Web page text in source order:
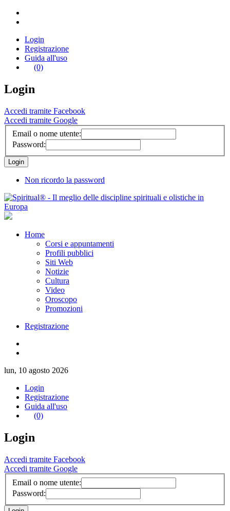
Login
Registrazione
Guida all'uso
(0)
Login
Accedi tramite Facebook
Accedi tramite Google
Email o nome utente:
Password:
Non ricordo la password
Home
Corsi e appuntamenti
Profili pubblici
Siti Web
Notizie
Cultura
Video
Oroscopo
Promozioni
Registrazione
lun, 10 agosto 2026
Login
Registrazione
Guida all'uso
(0)
Login
Accedi tramite Facebook
Accedi tramite Google
Email o nome utente:
Password: